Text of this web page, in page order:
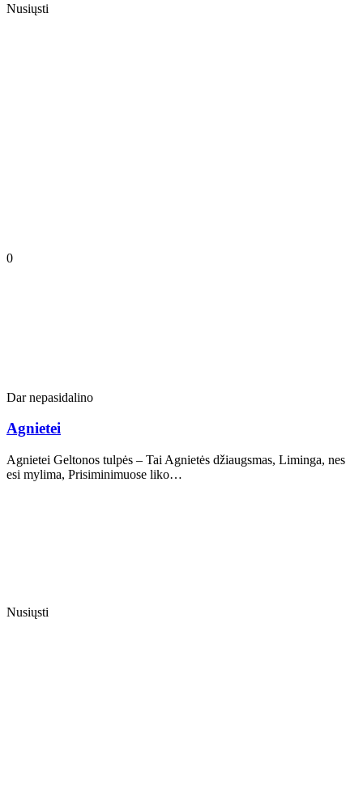
Nusiųsti
0
Dar nepasidalino
Agnietei
Agnietei Geltonos tulpės – Tai Agnietės džiaugsmas, Liminga, nes
esi mylima, Prisiminimuose liko…
Nusiųsti